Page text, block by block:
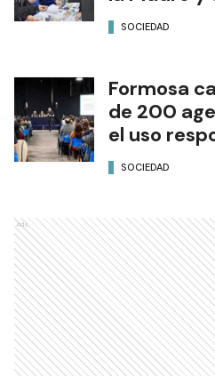
SOCIEDAD
Formosa
de 200
el uso
SOCIEDAD
Ads